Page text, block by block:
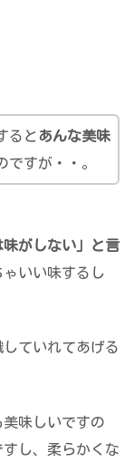
ると あんな美味
ですが・・。
味がしない」と言
ゃいい味するし
していれてあげる
味しいですの
し、柔らかくな